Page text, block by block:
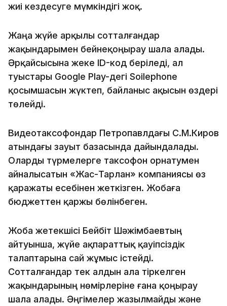
жиі кездесуге мүмкіндігі жоқ.
Жаңа жүйе арқылы сотталғандар
жақындарымен бейнеқоңырау шала алады.
Әрқайсысына жеке ID-код беріледі, ал
туыстары Google Play-дегі Soilephone
қосымшасын жүктеп, байланыс ақысын өздері
төлейді.
Видеотаксофондар Петропавлдағы С.М.Киров
атындағы зауыт базасында дайындалады.
Оларды түрмелерге таксофон орнатумен
айналысатын «Жас-Тарлан» компаниясы өз
қаражаты есебінен жеткізген. Жобаға
бюджеттен қаржы бөлінбеген.
Жоба жетекшісі Бейбіт Шәжімбаевтың
айтуынша, жүйе ақпараттық қауіпсіздік
талаптарына сай жұмыс істейді.
Сотталғандар тек алдын ала тіркелген
жақындарының нөмірлеріне ғана қоңырау
шала алады. Әңгімелер жазылмайды және